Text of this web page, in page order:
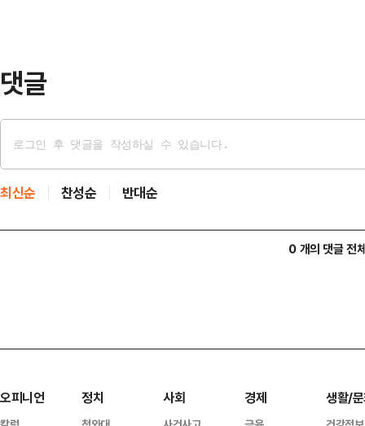
댓글
최신순 찬성순 반대순
0 개의 댓글 전
오피니언 정치 사회 경제 생활/